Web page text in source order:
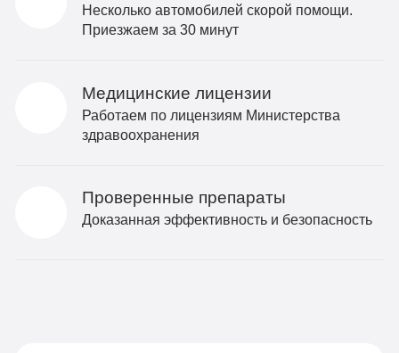
Несколько автомобилей скорой помощи.
Приезжаем за 30 минут
Медицинские лицензии
Работаем по лицензиям Министерства
здравоохранения
Проверенные препараты
Доказанная эффективность и безопасность